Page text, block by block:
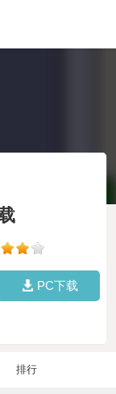
PC下载
排行